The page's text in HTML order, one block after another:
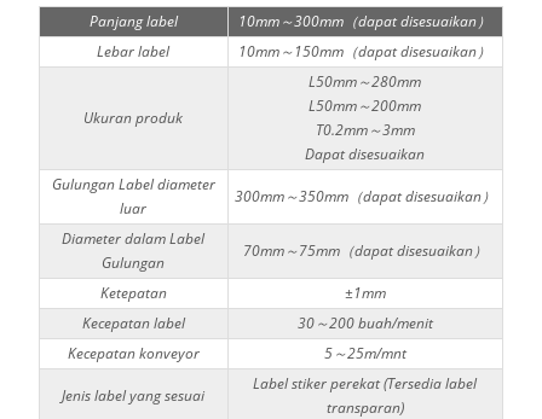
Panjang label
10mm～300mm（dapat disesuaikan）
Lebar label
10mm～150mm（dapat disesuaikan）
Ukuran produk
L50mm～280mm
L50mm～200mm
T0.2mm～3mm
Dapat disesuaikan
Gulungan Label diameter
luar
300mm～350mm（dapat disesuaikan）
Diameter dalam Label
Gulungan
70mm～75mm（dapat disesuaikan）
Ketepatan
±1mm
Kecepatan label
30～200 buah/menit
Kecepatan konveyor
5～25m/mnt
Jenis label yang sesuai
Label stiker perekat (Tersedia label
transparan)